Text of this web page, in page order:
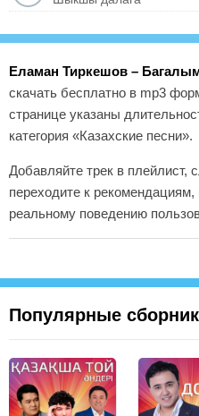
Еламан Тиркешов –
скачать бесплатно в mp3
странице указаны
категория «Казахские песни».
Добавляйте трек в плейлист,
переходите к
реальному поведению
Популярные